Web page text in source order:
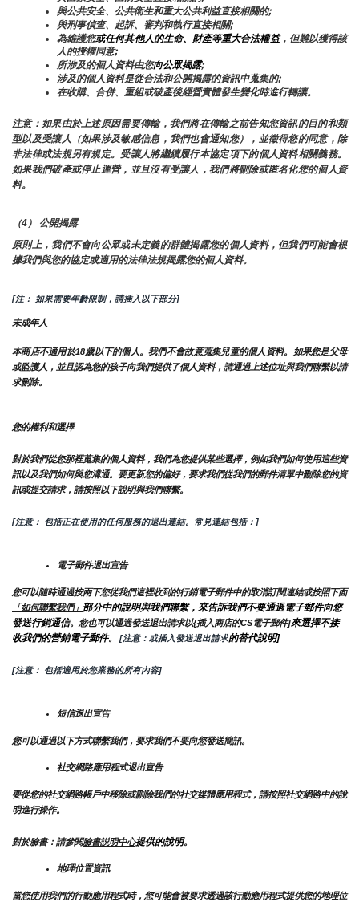
與公共安全、公共衛生和重大公共利益直接相關的;
與刑事偵查、起訴、審判和執行直接相關;
為維護您或任何其他人的生命、財產等重大合法權益，但難以獲得該
人的授權同意;
所涉及的個人資料由您向公眾揭露;
涉及的個人資料是從合法和公開揭露的資訊中蒐集的;
在收購、合併、重組或破產後經營實體發生變化時進行轉讓。
注意：如果由於上述原因需要傳輸，我們將在傳輸之前告知您資訊的目的和類
型以及受讓人（如果涉及敏感信息，我們也會通知您），並徵得您的同意，除
非法律或法規另有規定。受讓人將繼續履行本協定項下的個人資料相關義務。
如果我們破產或停止運營，並且沒有受讓人，我們將刪除或匿名化您的個人資
料。
（4） 公開揭露
原則上，我們不會向公眾或未定義的群體揭露您的個人資料，但我們可能會根
據我們與您的協定或適用的法律法規揭露您的個人資料。
[注： 如果需要年齡限制，請插入以下部分]
未成年人
本商店不適用於18歲以下的個人。我們不會故意蒐集兒童的個人資料。如果您是父母
或監護人，並且認為您的孩子向我們提供了個人資料，請通過上述位址與我們聯繫以請
求刪除。
您的權利和選擇
對於我們從您那裡蒐集的個人資料，我們為您提供某些選擇，例如我們如何使用這些資
訊以及我們如何與您溝通。要更新您的偏好，要求我們從我們的郵件清單中刪除您的資
訊或提交請求，請按照以下說明與我們聯繫。
[注意： 包括正在使用的任何服務的退出連結。常見連結包括：]
電子郵件退出宣告
您可以隨時通過按兩下您從我們這裡收到的行銷電子郵件中的取消訂閱連結或按照下面
「如何聯繫我們」 部分中的說明與我們聯繫，來告訴我們不要通過電子郵件向您
發送行銷通信。您也可以通過發送退出請求以{插入商店的CS電子郵件]來選擇不接
收我們的營銷電子郵件。 [注意：或插入發送退出請求的替代說明]
[注意： 包括適用於您業務的所有內容]
短信退出宣告
您可以通過以下方式聯繫我們，要求我們不要向您發送簡訊。
社交網路應用程式退出宣告
要從您的社交網路帳戶中移除或刪除我們的社交媒體應用程式，請按照社交網路中的說
明進行操作。
對於臉書：請參閱臉書説明中心提供的說明。
地理位置資訊
當您使用我們的行動應用程式時，您可能會被要求透過該行動應用程式提供您的地理位